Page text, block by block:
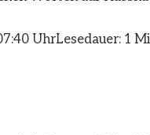
UhrLesedauer: 1